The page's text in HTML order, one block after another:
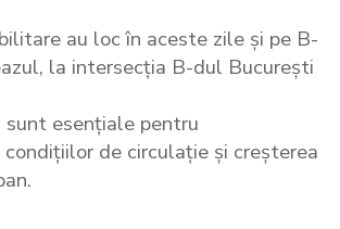
au loc în aceste zile și pe B-
la intersecția B-dul București
esențiale pentru
de circulație și creșterea